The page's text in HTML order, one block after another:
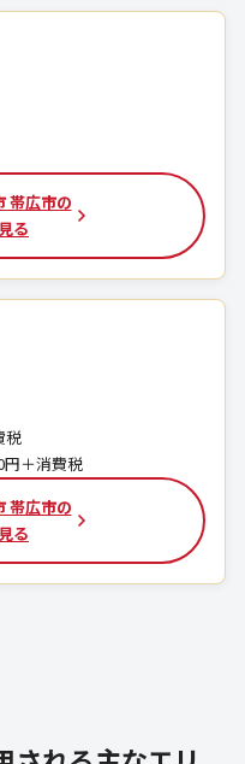
帯広市の
る
税
＋消費税
帯広市の
る